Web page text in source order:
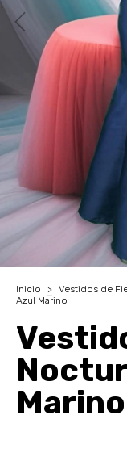
Inicio > Vestidos de
Azul Marino
Marino